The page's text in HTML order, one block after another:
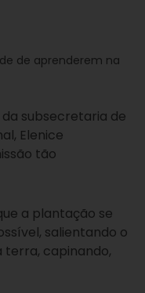
de aprenderem na
subsecretaria de
Elenice
tão
a plantação se
salientando o
capinando,